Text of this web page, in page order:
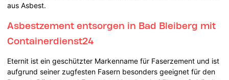
aus Asbest.
Asbestzement entsorgen in Bad Bleiberg mit
Containerdienst24
Eternit ist ein geschützter Markenname für Faserzement und ist
aufgrund seiner zugfesten Fasern besonders geeignet für den